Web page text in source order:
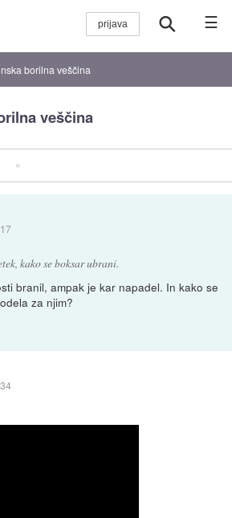
☰
borilna veščina
veščina
»
kako se boksar ubrani.
branil, ampak je kar napadel. In kako se
za njim?